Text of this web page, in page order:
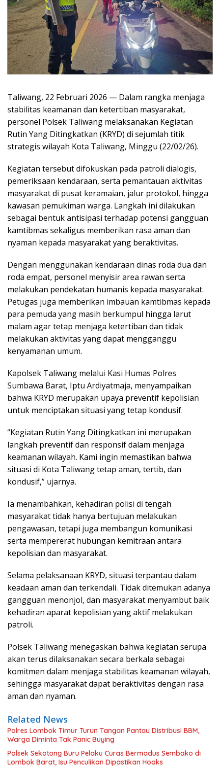
Taliwang, 22 Februari 2026 — Dalam rangka menjaga
stabilitas keamanan dan ketertiban masyarakat,
personel Polsek Taliwang melaksanakan Kegiatan
Rutin Yang Ditingkatkan (KRYD) di sejumlah titik
strategis wilayah Kota Taliwang, Minggu (22/02/26).
Kegiatan tersebut difokuskan pada patroli dialogis,
pemeriksaan kendaraan, serta pemantauan aktivitas
masyarakat di pusat keramaian, jalur protokol, hingga
kawasan pemukiman warga. Langkah ini dilakukan
sebagai bentuk antisipasi terhadap potensi gangguan
kamtibmas sekaligus memberikan rasa aman dan
nyaman kepada masyarakat yang beraktivitas.
Dengan menggunakan kendaraan dinas roda dua dan
roda empat, personel menyisir area rawan serta
melakukan pendekatan humanis kepada masyarakat.
Petugas juga memberikan imbauan kamtibmas kepada
para pemuda yang masih berkumpul hingga larut
malam agar tetap menjaga ketertiban dan tidak
melakukan aktivitas yang dapat mengganggu
kenyamanan umum.
Kapolsek Taliwang melalui Kasi Humas Polres
Sumbawa Barat, Iptu Ardiyatmaja, menyampaikan
bahwa KRYD merupakan upaya preventif kepolisian
untuk menciptakan situasi yang tetap kondusif.
“Kegiatan Rutin Yang Ditingkatkan ini merupakan
langkah preventif dan responsif dalam menjaga
keamanan wilayah. Kami ingin memastikan bahwa
situasi di Kota Taliwang tetap aman, tertib, dan
kondusif,” ujarnya.
Ia menambahkan, kehadiran polisi di tengah
masyarakat tidak hanya bertujuan melakukan
pengawasan, tetapi juga membangun komunikasi
serta mempererat hubungan kemitraan antara
kepolisian dan masyarakat.
Selama pelaksanaan KRYD, situasi terpantau dalam
keadaan aman dan terkendali. Tidak ditemukan adanya
gangguan menonjol, dan masyarakat menyambut baik
kehadiran aparat kepolisian yang aktif melakukan
patroli.
Polsek Taliwang menegaskan bahwa kegiatan serupa
akan terus dilaksanakan secara berkala sebagai
komitmen dalam menjaga stabilitas keamanan wilayah,
sehingga masyarakat dapat beraktivitas dengan rasa
aman dan nyaman.
Related News
Polres Lombok Timur Turun Tangan Pantau Distribusi BBM,
Warga Diminta Tak Panic Buying
Polsek Sekotong Buru Pelaku Curas Bermodus Sembako di
Lombok Barat, Isu Penculikan Dipastikan Hoaks